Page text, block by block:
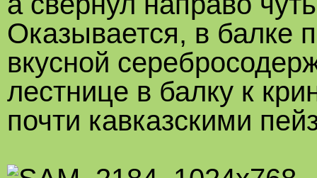
Оказывается, в балке
вкусной
лестнице в балку к
почти кавказскими